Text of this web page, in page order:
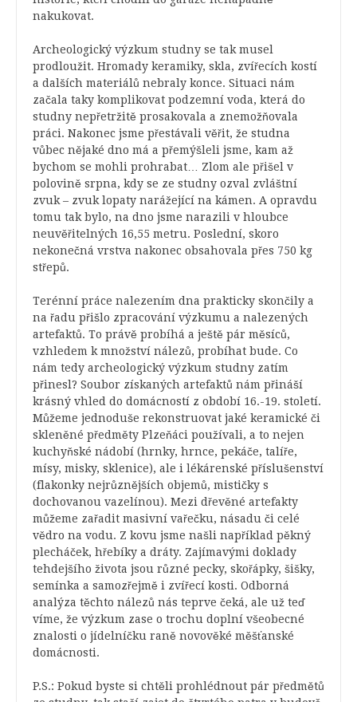
nakukovat.
Archeologický výzkum studny se tak musel
prodloužit. Hromady keramiky, skla, zvířecích kostí
a dalších materiálů nebraly konce. Situaci nám
začala taky komplikovat podzemní voda, která do
studny nepřetržitě prosakovala a znemožňovala
práci. Nakonec jsme přestávali věřit, že studna
vůbec nějaké dno má a přemýšleli jsme, kam až
bychom se mohli prohrabat… Zlom ale přišel v
polovině srpna, kdy se ze studny ozval zvláštní
zvuk – zvuk lopaty narážející na kámen. A opravdu
tomu tak bylo, na dno jsme narazili v hloubce
neuvěřitelných 16,55 metru. Poslední, skoro
nekonečná vrstva nakonec obsahovala přes 750 kg
střepů.
Terénní práce nalezením dna prakticky skončily a
na řadu přišlo zpracování výzkumu a nalezených
artefaktů. To právě probíhá a ještě pár měsíců,
vzhledem k množství nálezů, probíhat bude. Co
nám tedy archeologický výzkum studny zatím
přinesl? Soubor získaných artefaktů nám přináší
krásný vhled do domácností z období 16.-19. století.
Můžeme jednoduše rekonstruovat jaké keramické či
skleněné předměty Plzeňáci používali, a to nejen
kuchyňské nádobí (hrnky, hrnce, pekáče, talíře,
mísy, misky, sklenice), ale i lékárenské příslušenství
(flakonky nejrůznějších objemů, mističky s
dochovanou vazelínou). Mezi dřevěné artefakty
můžeme zařadit masivní vařečku, násadu či celé
vědro na vodu. Z kovu jsme našli například pěkný
plecháček, hřebíky a dráty. Zajímavými doklady
tehdejšího života jsou různé pecky, skořápky, šišky,
semínka a samozřejmě i zvířecí kosti. Odborná
analýza těchto nálezů nás teprve čeká, ale už teď
víme, že výzkum zase o trochu doplní všeobecné
znalosti o jídelníčku raně novověké měšťanské
domácnosti.
P.S.: Pokud byste si chtěli prohlédnout pár předmětů